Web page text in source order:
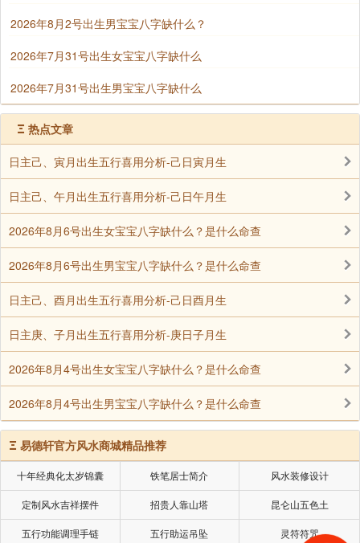
⚠️ 潜在风险：失衡则易招祸
身弱不担财：日主弱时，伤官生财反成拖累，易
出现赚钱机会多但抓不住，甚至因求财导致身心俱疲、
财富来得快去得快；
比劫夺财：命局比劫旺无制时，易遇合作纠纷、
投资失利，财富被他人分走；
2026年8月2号出生男宝宝八字缺什么？
2026年7月31号出生女宝宝八字缺什么
2026年7月31号出生男宝宝八字缺什么
Ξ 热点文章
日主己、寅月出生五行喜用分析-己日寅月生
日主己、午月出生五行喜用分析-己日午月生
2026年8月6号出生女宝宝八字缺什么？是什么命查
2026年8月6号出生男宝宝八字缺什么？是什么命查
日主己、酉月出生五行喜用分析-己日酉月生
日主庚、子月出生五行喜用分析-庚日子月生
2026年8月4号出生女宝宝八字缺什么？是什么命查
2026年8月4号出生男宝宝八字缺什么？是什么命查
Ξ 易德轩官方风水商城精品推荐
十年经典化太岁锦囊 铁笔居士简介 风水装修设计
定制风水吉祥摆件 招贵人靠山塔 昆仑山五色土
五行功能调理手链 五行助运吊坠 灵符符咒